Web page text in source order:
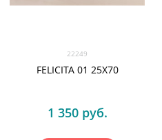
22249
FELICITA 01 25X70
1 350 руб.